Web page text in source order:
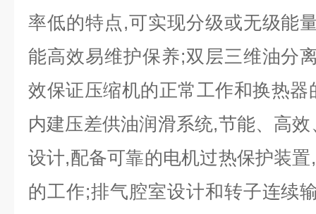
率低的特点,可实现分级或无级能
能高效易维护保养;双层三维油分
效保证压缩机的正常工作和换热
内建压差供油润滑系统,节能、高
设计,配备可靠的电机过热保护装
的工作;排气腔室设计和转子连续